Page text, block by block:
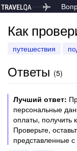
Как
путешествия
Ответы (5)
Лучший ответ:
персональные
оплаты,
Проверьте,
представленные